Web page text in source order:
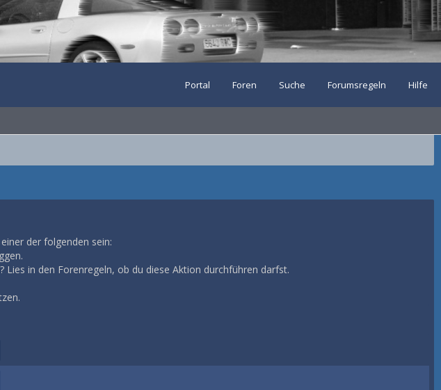
Portal Foren Suche Forumsregeln Hilfe
der folgenden sein:
in den Forenregeln, ob du diese Aktion durchführen darfst.